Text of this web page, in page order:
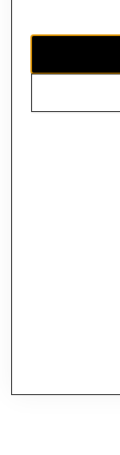
El contenido de
propiedad de H&M